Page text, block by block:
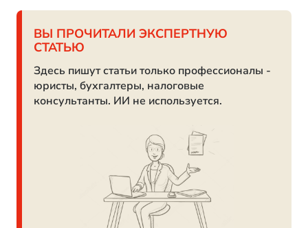
ВЫ ПРОЧИТАЛИ ЭКСПЕРТНУЮ
СТАТЬЮ
Здесь пишут статьи только профессионалы -
юристы, бухгалтеры, налоговые
консультанты. ИИ не используется.